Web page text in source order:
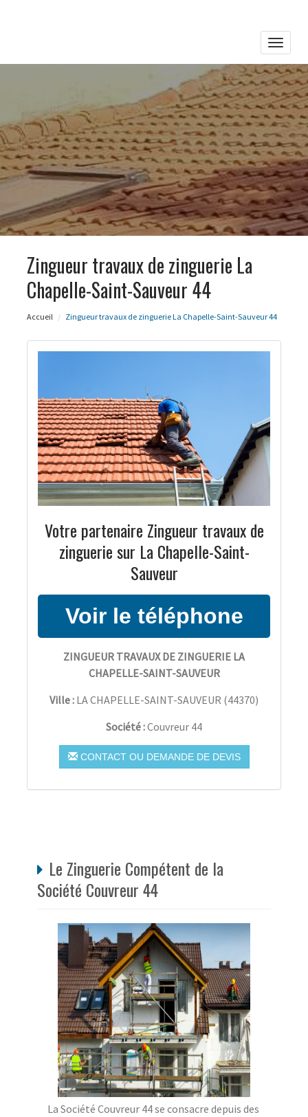
Toggle
Zingueur travaux de zinguerie La
Chapelle-Saint-Sauveur 44
Accueil Zingueur travaux de zinguerie La Chapelle-Saint-Sauveur 44
Votre partenaire Zingueur travaux de
zinguerie sur La Chapelle-Saint-
Sauveur
ZINGUEUR TRAVAUX DE ZINGUERIE LA
CHAPELLE-SAINT-SAUVEUR
Ville : LA CHAPELLE-SAINT-SAUVEUR (44370)
Société :Couvreur 44
CONTACT OU DEMANDE DE DEVIS
Le Zinguerie Compétent de la
Société Couvreur 44
La Société Couvreur 44 se consacre depuis des